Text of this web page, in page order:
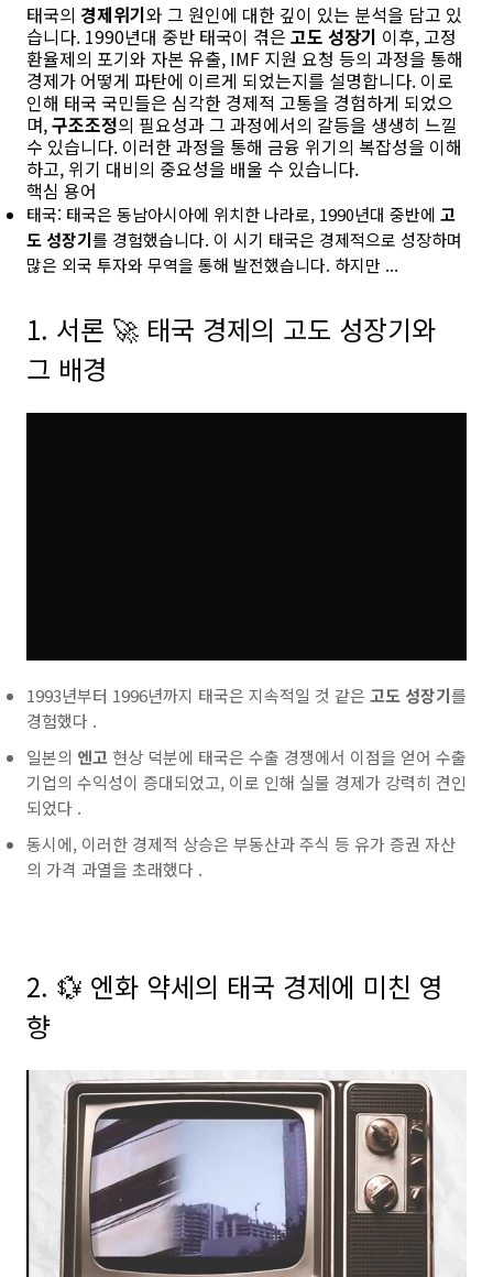
태국의 경제위기와 그 원인에 대한 깊이 있는 분석을 담고 있
습니다. 1990년대 중반 태국이 겪은 고도 성장기 이후, 고정
환율제의 포기와 자본 유출, IMF 지원 요청 등의 과정을 통해
경제가 어떻게 파탄에 이르게 되었는지를 설명합니다. 이로
인해 태국 국민들은 심각한 경제적 고통을 경험하게 되었으
며,구조조정의 필요성과 그 과정에서의 갈등을 생생히 느낄
수 있습니다. 이러한 과정을 통해 금융 위기의 복잡성을 이해
하고, 위기 대비의 중요성을 배울 수 있습니다.
핵심 용어
태국: 태국은 동남아시아에 위치한 나라로, 1990년대 중반에 고
도 성장기를 경험했습니다. 이 시기 태국은 경제적으로 성장하며
많은 외국 투자와 무역을 통해 발전했습니다. 하지만 ...
1. 서론 🚀 태국 경제의 고도 성장기와
그 배경
1993년부터 1996년까지 태국은 지속적일 것 같은 고도 성장기를
경험했다 .
일본의 엔고 현상 덕분에 태국은 수출 경쟁에서 이점을 얻어 수출
기업의 수익성이 증대되었고, 이로 인해 실물 경제가 강력히 견인
되었다 .
동시에, 이러한 경제적 상승은 부동산과 주식 등 유가 증권 자산
의 가격 과열을 초래했다 .
2. 💱 엔화 약세의 태국 경제에 미친 영
향